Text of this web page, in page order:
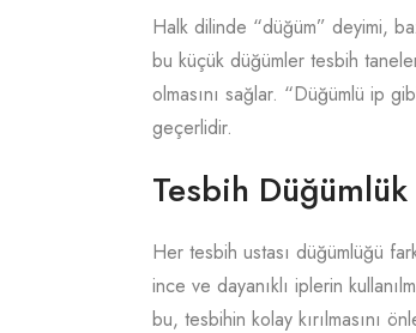
Halk dilinde “düğüm” deyimi,
bu küçük düğümler tesbih
olmasını sağlar. “Düğümlü ip
geçerlidir.
Tesbih Düğümlük
Her tesbih ustası düğümlüğü
ince ve dayanıklı iplerin
bu, tesbihin kolay kırılmasını